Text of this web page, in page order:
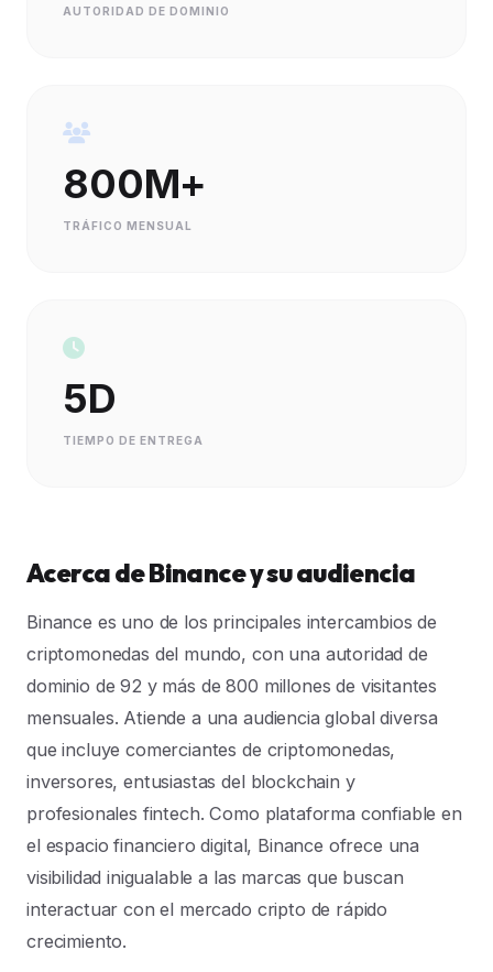
AUTORIDAD DE DOMINIO
800M+
TRÁFICO MENSUAL
5D
TIEMPO DE ENTREGA
Acerca de Binance y su audiencia
Binance es uno de los principales intercambios de
criptomonedas del mundo, con una autoridad de
dominio de 92 y más de 800 millones de visitantes
mensuales. Atiende a una audiencia global diversa
que incluye comerciantes de criptomonedas,
inversores, entusiastas del blockchain y
profesionales fintech. Como plataforma confiable en
el espacio financiero digital, Binance ofrece una
visibilidad inigualable a las marcas que buscan
interactuar con el mercado cripto de rápido
crecimiento.